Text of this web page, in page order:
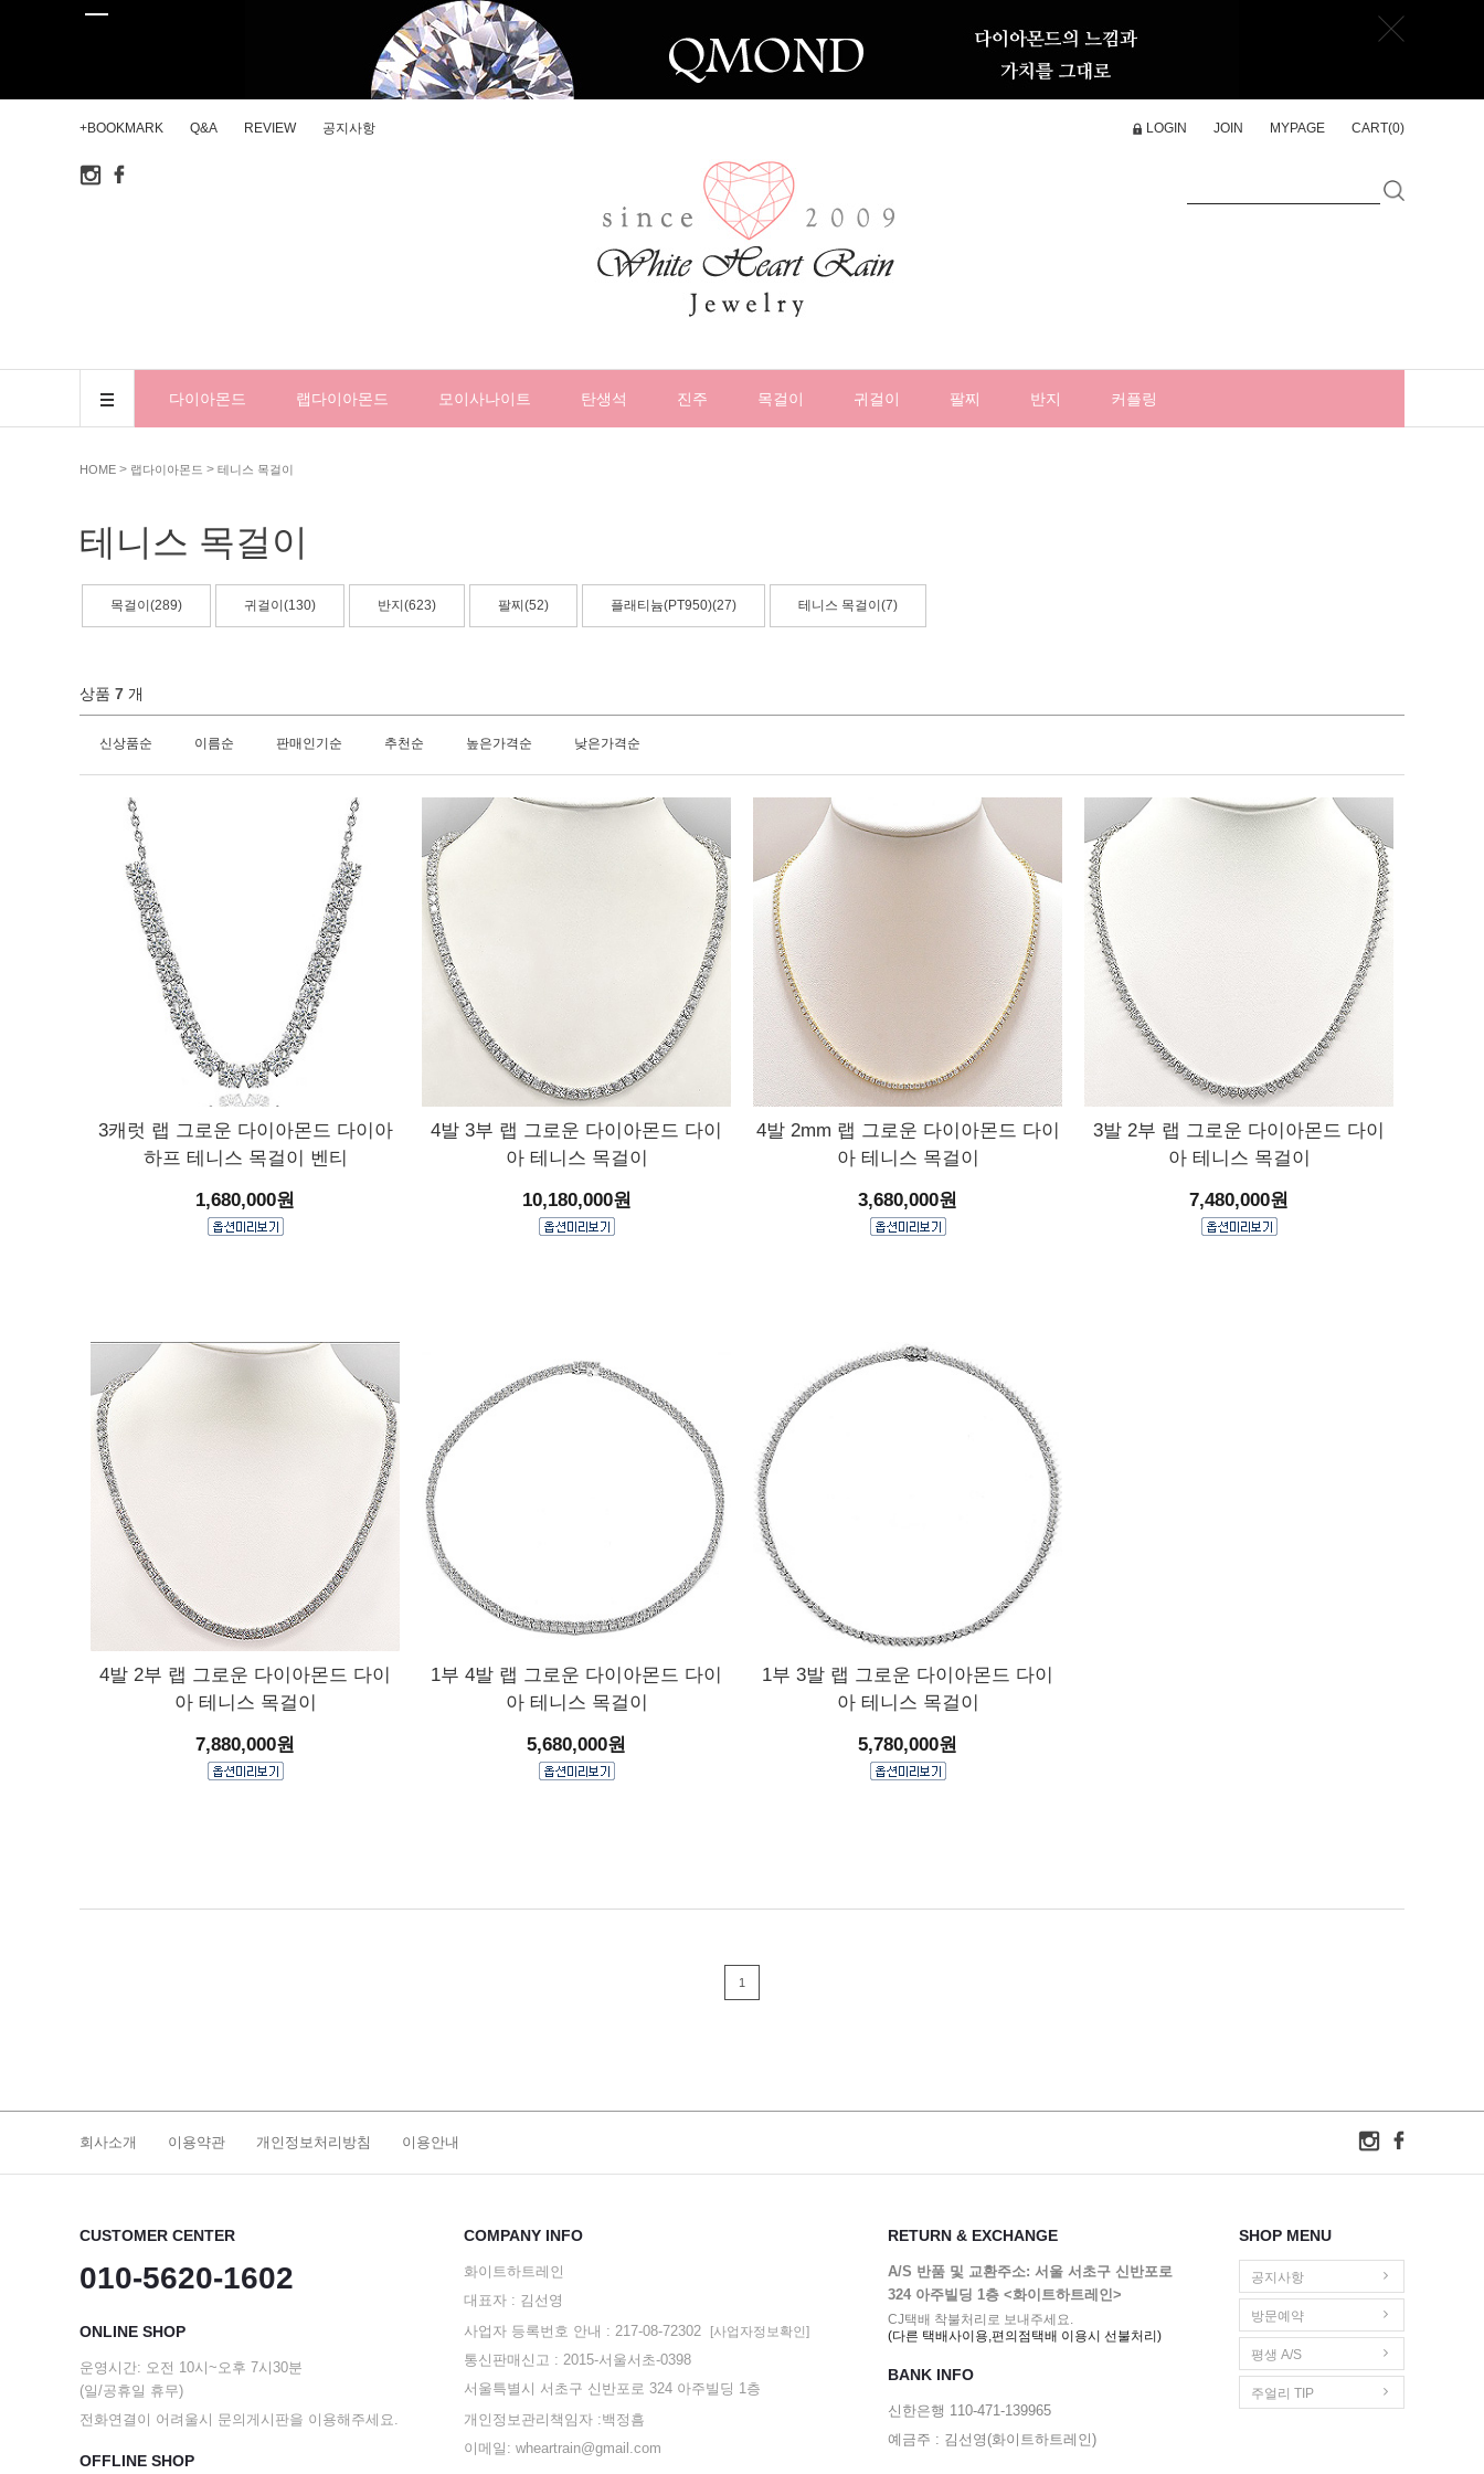
+BOOKMARK Q&A REVIEW 공지사항 LOGIN JOIN MYPAGE CART(0)
다이아몬드 랩다이아몬드 모이사나이트 탄생석 진주 목걸이 귀걸이 팔찌 반지 커플링
HOME > 랩다이아몬드 > 테니스 목걸이
테니스 목걸이
목걸이(289) 귀걸이(130) 반지(623) 팔찌(52) 플래티늄(PT950)(27) 테니스 목걸이(7)
상품 7 개
신상품순 이름순 판매인기순 추천순 높은가격순 낮은가격순
3캐럿 랩 그로운 다이아몬드 다이아
하프 테니스 목걸이 벤티
1,680,000원
4발 3부 랩 그로운 다이아몬드 다이
아 테니스 목걸이
10,180,000원
4발 2mm 랩 그로운 다이아몬드 다이
아 테니스 목걸이
3,680,000원
3발 2부 랩 그로운 다이아몬드 다이
아 테니스 목걸이
7,480,000원
4발 2부 랩 그로운 다이아몬드 다이
아 테니스 목걸이
7,880,000원
1부 4발 랩 그로운 다이아몬드 다이
아 테니스 목걸이
5,680,000원
1부 3발 랩 그로운 다이아몬드 다이
아 테니스 목걸이
5,780,000원
1
회사소개 이용약관 개인정보처리방침 이용안내
CUSTOMER CENTER
010-5620-1602
ONLINE SHOP
운영시간: 오전 10시~오후 7시30분
(일/공휴일 휴무)
전화연결이 어려울시 문의게시판을 이용해주세요.
OFFLINE SHOP
COMPANY INFO
화이트하트레인
대표자 : 김선영
사업자 등록번호 안내 : 217-08-72302
[사업자정보확인]
통신판매신고 : 2015-서울서초-0398
서울특별시 서초구 신반포로 324 아주빌딩 1층
개인정보관리책임자 :백정흠
이메일: wheartrain@gmail.com
RETURN & EXCHANGE
A/S 반품 및 교환주소: 서울 서초구 신반포로
324 아주빌딩 1층 <화이트하트레인>
CJ택배 착불처리로 보내주세요.
(다른 택배사이용,편의점택배 이용시 선불처리)
BANK INFO
신한은행 110-471-139965
예금주 : 김선영(화이트하트레인)
SHOP MENU
공지사항
방문예약
평생 A/S
주얼리 TIP